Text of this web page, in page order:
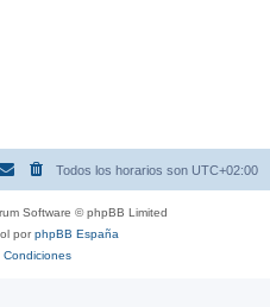
Todos los horarios son UTC+02:00
Software © phpBB Limited
porphpBB España
Condiciones